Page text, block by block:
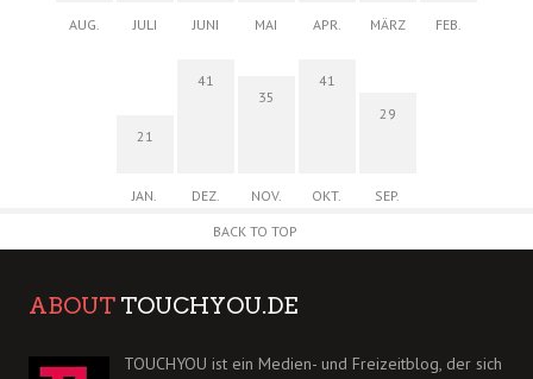
AUG. JULI JUNI MAI APR. MÄRZ FEB.
21
JAN.
41
DEZ.
35
NOV.
41
OKT.
29
SEP.
BACK TO TOP
ABOUT TOUCHYOU.DE
TOUCHYOU ist ein Medien- und Freizeitblog, der sich